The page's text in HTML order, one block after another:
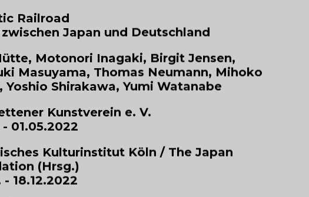
Railroad
Japan und Deutschland
Motonori Inagaki, Birgit Jensen,
Masuyama, Thomas Neumann, Mihoko
Yoshio Shirakawa, Yumi Watanabe
Kunstverein e. V.
01.05.2022
Kulturinstitut Köln / The Japan
(Hrsg.)
18.12.2022